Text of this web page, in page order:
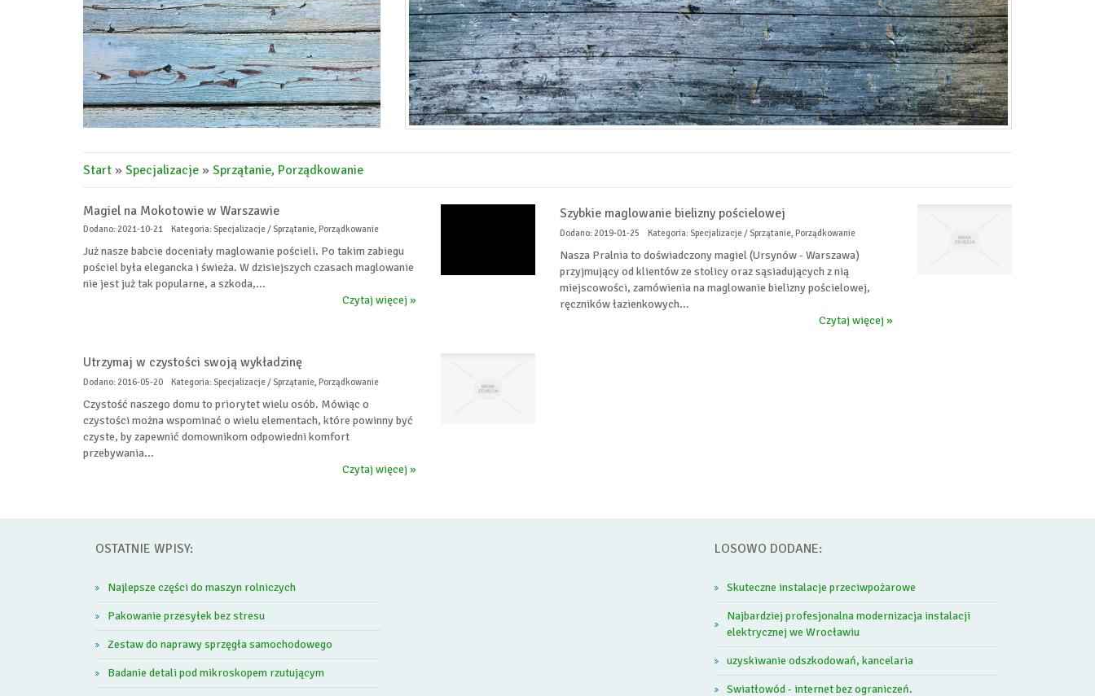
Start » Specjalizacje » Sprzątanie, Porządkowanie
Magiel na Mokotowie w Warszawie
Dodano: 2021-10-21 Kategoria: Specjalizacje / Sprzątanie, Porządkowanie
Już nasze babcie doceniały maglowanie pościeli. Po takim zabiegu
pościel była elegancka i świeża. W dzisiejszych czasach maglowanie
nie jest już tak popularne, a szkoda,...
Czytaj więcej »
Szybkie maglowanie bielizny pościelowej
Dodano: 2019-01-25 Kategoria: Specjalizacje / Sprzątanie, Porządkowanie
Nasza Pralnia to doświadczony magiel (Ursynów - Warszawa)
przyjmujący od klientów ze stolicy oraz sąsiadujących z nią
miejscowości, zamówienia na maglowanie bielizny pościelowej,
ręczników łazienkowych...
Czytaj więcej »
Utrzymaj w czystości swoją wykładzinę
Dodano: 2016-05-20 Kategoria: Specjalizacje / Sprzątanie, Porządkowanie
Czystość naszego domu to priorytet wielu osób. Mówiąc o
czystości można wspominać o wielu elementach, które powinny być
czyste, by zapewnić domownikom odpowiedni komfort
przebywania...
Czytaj więcej »
OSTATNIE WPISY:
Najlepsze części do maszyn rolniczych
Pakowanie przesyłek bez stresu
Zestaw do naprawy sprzęgła samochodowego
Badanie detali pod mikroskopem rzutującym
LOSOWO DODANE:
Skuteczne instalacje przeciwpożarowe
Najbardziej profesjonalna modernizacja instalacji
elektrycznej we Wrocławiu
uzyskiwanie odszkodowań, kancelaria
Swiatłowód - internet bez ograniczeń.